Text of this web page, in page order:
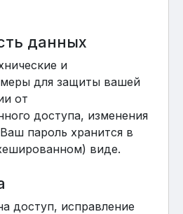
данных
и
для защиты вашей
от
доступа, изменения
пароль хранится в
виде.
доступ, исправление